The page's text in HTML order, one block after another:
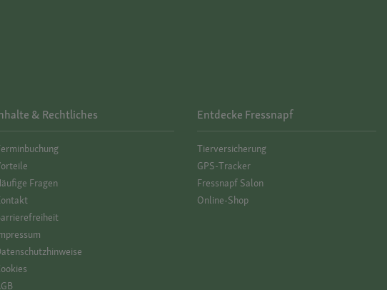
& Rechtliches
Fragen
Entdecke Fressnapf
Tierversicherung
GPS-Tracker
Fressnapf Salon
Online-Shop